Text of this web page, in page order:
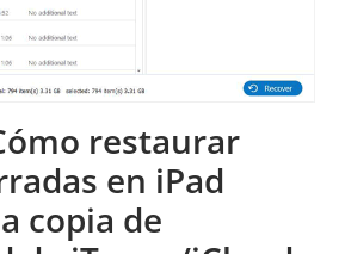
restaurar
en iPad
copia de